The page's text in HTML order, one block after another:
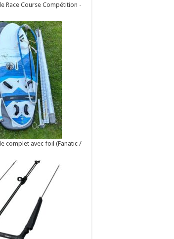
Race Course Compétition -
complet avec foil (Fanatic /